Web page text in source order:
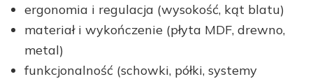
ergonomia i regulacja (wysokość, kąt blatu)
materiał i wykończenie (płyta MDF, drewno,
metal)
funkcjonalność (schowki, półki, systemy